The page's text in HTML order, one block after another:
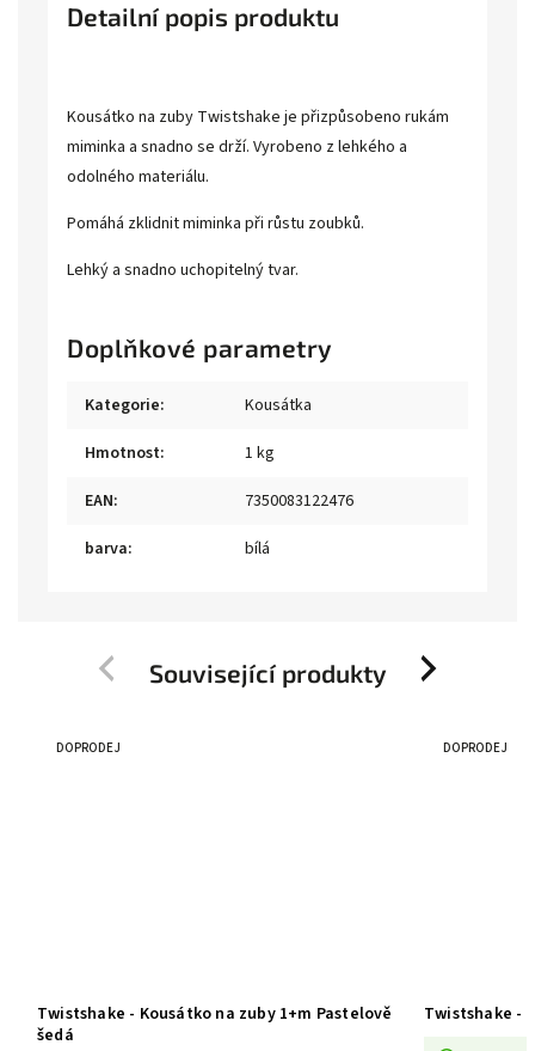
Detailní popis produktu
Kousátko na zuby Twistshake je přizpůsobeno rukám
miminka a snadno se drží. Vyrobeno z lehkého a
odolného materiálu.
Pomáhá zklidnit miminka při růstu zoubků.
Lehký a snadno uchopitelný tvar.
Doplňkové parametry
Kategorie:
Kousátka
Hmotnost:
1 kg
EAN:
7350083122476
barva: bílá
Související produkty
Previous
DOPRODEJ
Twistshake - Kousátko na zuby 1+m Pastelově
šedá
DOPRODEJ
Twistshake -
Next